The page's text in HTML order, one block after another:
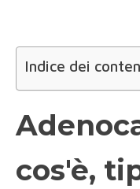
Indice dei
cos'è,